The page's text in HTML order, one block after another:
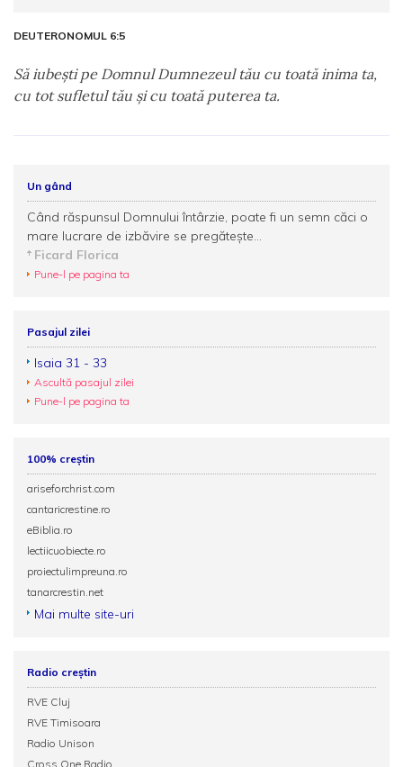
DEUTERONOMUL 6:5
Să iubeşti pe Domnul Dumnezeul tău cu toată inima ta,
cu tot sufletul tău şi cu toată puterea ta.
Un gând
Când răspunsul Domnului întârzie, poate fi un semn căci o
mare lucrare de izbăvire se pregăteşte...
Ficard Florica
Pune-l pe pagina ta
Pasajul zilei
Isaia 31 - 33
Ascultă pasajul zilei
Pune-l pe pagina ta
100% creștin
ariseforchrist.com
cantaricrestine.ro
eBiblia.ro
lectiicuobiecte.ro
proiectulimpreuna.ro
tanarcrestin.net
Mai multe site-uri
Radio creștin
RVE Cluj
RVE Timisoara
Radio Unison
Cross One Radio